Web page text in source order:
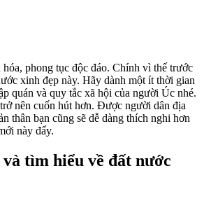
phong tục độc đáo. Chính vì thế trước
xinh đẹp này. Hãy dành một ít thời gian
quán và quy tắc xã hội của người Úc nhé.
nên cuốn hút hơn. Được người dân địa
thân bạn cũng sẽ dễ dàng thích nghi hơn
này đấy.
tìm hiểu về đất nước